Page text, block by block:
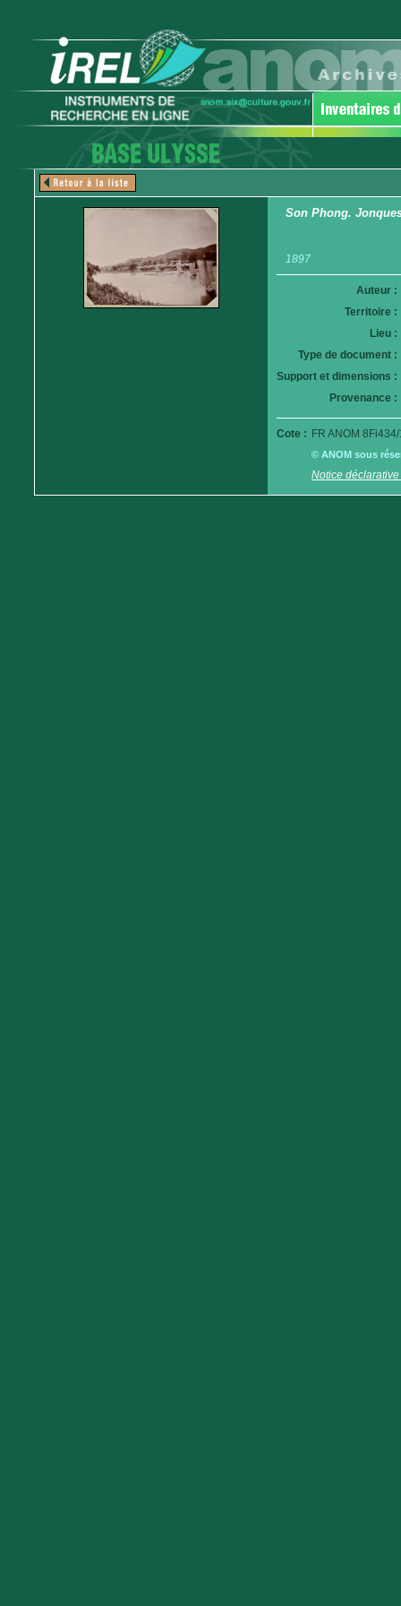
Son Phong.
1897
Auteur :
Territoire :
Lieu :
Type de document :
Support et dimensions :
Provenance :
Cote : FR ANOM
© ANOM sous
Notice